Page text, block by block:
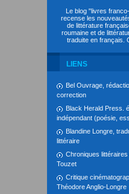
Le blog "livres
recense les
de littérature
roumaine et de
traduite en français.
LIENS
Bel Ouvrage,
correction
Black Herald Press.
indépendant (poésie,
Blandine Longre,
littéraire
Chroniques littéraires
Touzet
Critique
Théodore Anglio-Longre